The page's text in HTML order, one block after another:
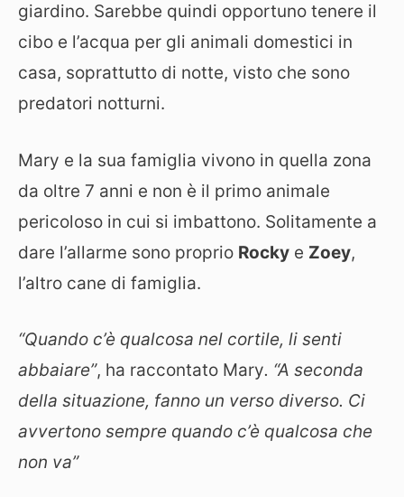
giardino. Sarebbe quindi opportuno tenere il
cibo e l’acqua per gli animali domestici in
casa, soprattutto di notte, visto che sono
predatori notturni.
Mary e la sua famiglia vivono in quella zona
da oltre 7 anni e non è il primo animale
pericoloso in cui si imbattono. Solitamente a
dare l’allarme sono proprio Rocky e Zoey,
l’altro cane di famiglia.
“Quando c’è qualcosa nel cortile, li senti
abbaiare”, ha raccontato Mary. “A seconda
della situazione, fanno un verso diverso. Ci
avvertono sempre quando c’è qualcosa che
non va”